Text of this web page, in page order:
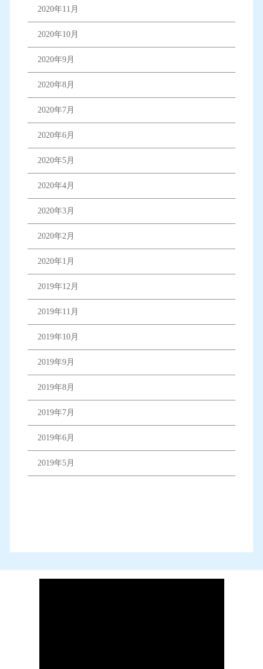
2020年11月
2020年10月
2020年9月
2020年8月
2020年7月
2020年6月
2020年5月
2020年4月
2020年3月
2020年2月
2020年1月
2019年12月
2019年11月
2019年10月
2019年9月
2019年8月
2019年7月
2019年6月
2019年5月